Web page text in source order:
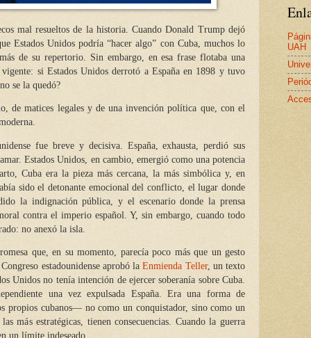
mal resueltos de la historia. Cuando Donald Trump dejó
Estados Unidos podría “hacer algo” con Cuba, muchos lo
de su repertorio. Sin embargo, en esa frase flotaba una
si Estados Unidos derrotó a España en 1898 y tuvo
se la quedó?
de matices legales y de una invención política que, con el
fue breve y decisiva. España, exhausta, perdió sus
Estados Unidos, en cambio, emergió como una potencia
Cuba era la pieza más cercana, la más simbólica y, en
sido el detonante emocional del conflicto, el lugar donde
la indignación pública, y el escenario donde la prensa
contra el imperio español. Y, sin embargo, cuando todo
no anexó la isla.
que, en su momento, parecía poco más que un gesto
estadounidense aprobó laEnmienda Teller, un texto
Unidos no tenía intención de ejercer soberanía sobre Cuba.
una vez expulsada España. Era una forma de
propios cubanos— no como un conquistador, sino como un
más estratégicas, tienen consecuencias. Cuando la guerra
un límite indeseado.
UAH